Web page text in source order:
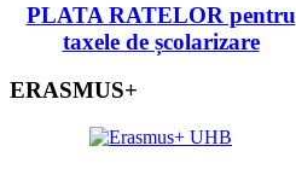
PLATA RATELOR pentru
taxele de școlarizare
ERASMUS+